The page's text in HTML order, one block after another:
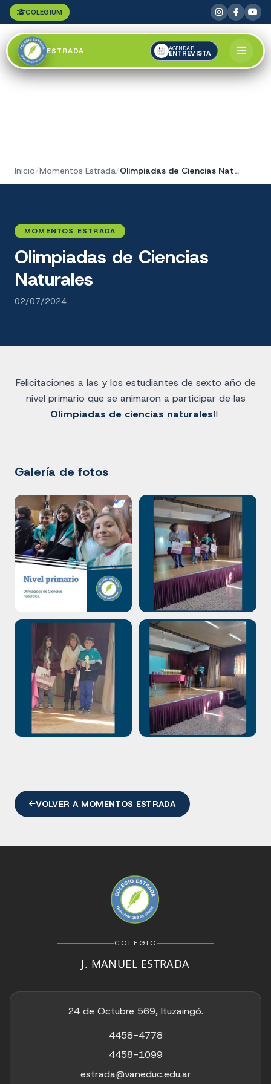
COLEGIUM
ESTRADA AGENDAR
ENTREVISTA
Inicio/Momentos Estrada/ Olimpiadas de Ciencias Naturales
MOMENTOS ESTRADA
Olimpiadas de Ciencias
Naturales
02/07/2024
Felicitaciones a las y los estudiantes de sexto año de
nivel primario que se animaron a participar de las
Olimpiadas de ciencias naturales!!
Galería de fotos
VOLVER A MOMENTOS ESTRADA
COLEGIO
J. MANUEL ESTRADA
24 de Octubre 569, Ituzaingó.
4458-4778
4458-1099
estrada@vaneduc.edu.ar